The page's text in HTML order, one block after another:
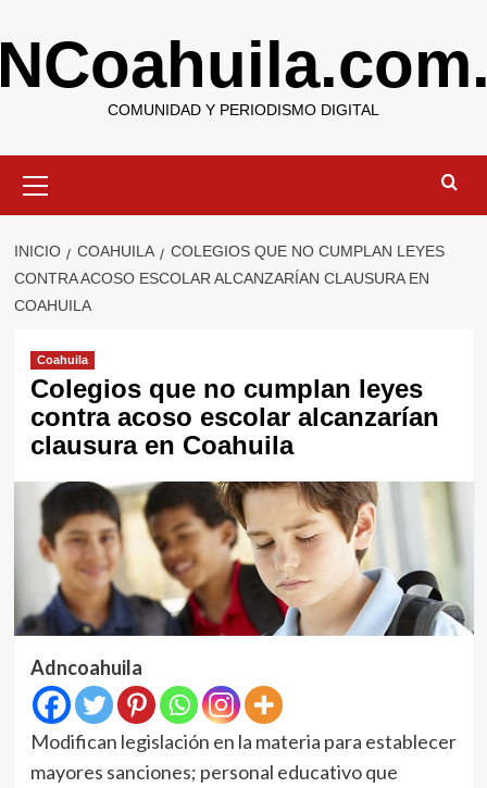
al
contenido
COMUNIDAD Y PERIODISMO DIGITAL
primario
INICIO COAHUILA
COLEGIOS QUE NO CUMPLAN LEYES
CONTRA ACOSO ESCOLAR ALCANZARÍAN CLAUSURA EN
COAHUILA
Coahuila
Colegios que no cumplan leyes
contra acoso escolar alcanzarían
clausura en Coahuila
Adncoahuila
Modifican legislación en la materia para establecer
mayores sanciones; personal educativo que